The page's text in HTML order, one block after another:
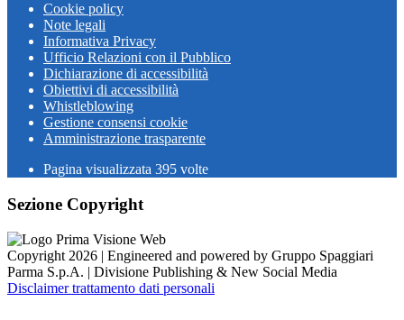
Cookie policy
Note legali
Informativa Privacy
Ufficio Relazioni con il Pubblico
Dichiarazione di accessibilità
Obiettivi di accessibilità
Whistleblowing
Gestione consensi cookie
Amministrazione trasparente
Pagina visualizzata 395 volte
Sezione Copyright
Copyright 2026 | Engineered and powered by Gruppo Spaggiari
Parma S.p.A. | Divisione Publishing & New Social Media
Disclaimer trattamento dati personali